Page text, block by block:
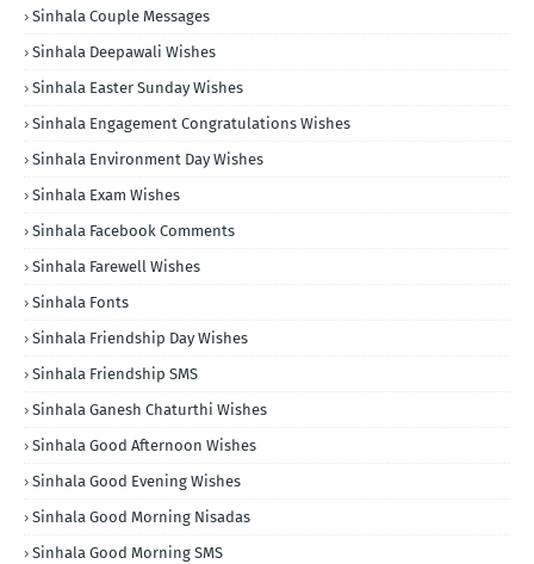
Sinhala Couple Messages
Sinhala Deepawali Wishes
Sinhala Easter Sunday Wishes
Sinhala Engagement Congratulations Wishes
Sinhala Environment Day Wishes
Sinhala Exam Wishes
Sinhala Facebook Comments
Sinhala Farewell Wishes
Sinhala Fonts
Sinhala Friendship Day Wishes
Sinhala Friendship SMS
Sinhala Ganesh Chaturthi Wishes
Sinhala Good Afternoon Wishes
Sinhala Good Evening Wishes
Sinhala Good Morning Nisadas
Sinhala Good Morning SMS